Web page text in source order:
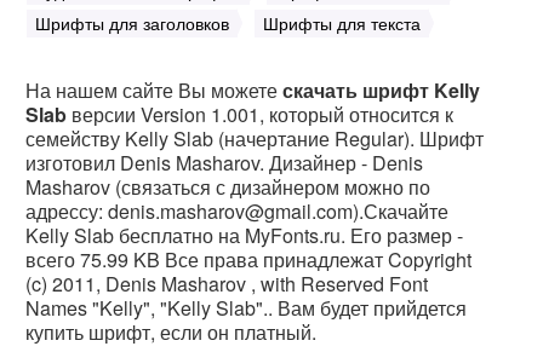
Шрифты для заголовков
Шрифты для текста
На нашем сайте Вы можетескачать шрифт Kelly
Slab версии Version 1.001, который относится к
семейству Kelly Slab (начертание Regular). Шрифт
изготовил Denis Masharov. Дизайнер - Denis
Masharov (связаться с дизайнером можно по
адрессу: denis.masharov@gmail.com).Скачайте
Kelly Slab бесплатно на MyFonts.ru. Его размер -
всего 75.99 KB Все права принадлежат Copyright
(c) 2011, Denis Masharov , with Reserved Font
Names "Kelly", "Kelly Slab".. Вам будет прийдется
купить шрифт, если он платный.